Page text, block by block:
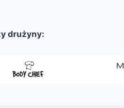
drużyny: